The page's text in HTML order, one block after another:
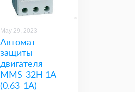
May 29, 2023
Автомат
защиты
двигателя
MMS-32H 1A
(0.63-1A)